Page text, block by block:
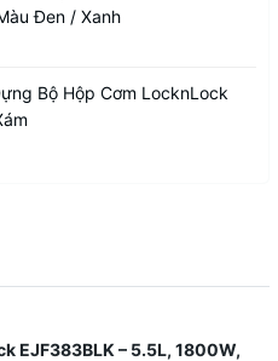
Đen / Xanh
Bộ Hộp Cơm LocknLock
EJF383BLK – 5.5L, 1800W,